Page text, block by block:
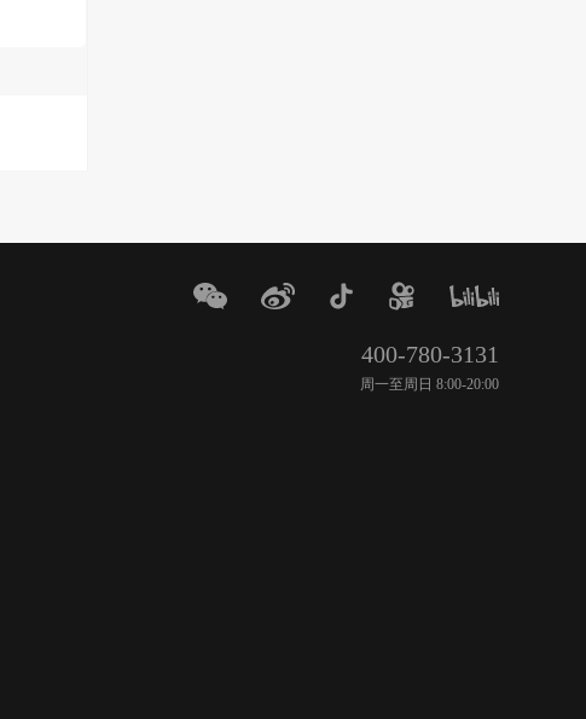
400-780-3131
周一至周日 8:00-20:00